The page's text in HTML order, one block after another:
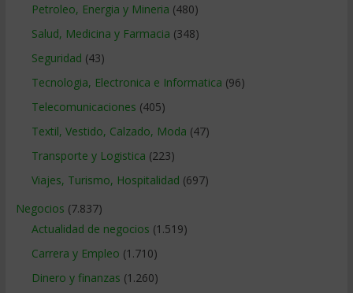
Petroleo, Energia y Mineria (480)
Salud, Medicina y Farmacia (348)
Seguridad (43)
Tecnologia, Electronica e Informatica (96)
Telecomunicaciones (405)
Textil, Vestido, Calzado, Moda (47)
Transporte y Logistica (223)
Viajes, Turismo, Hospitalidad (697)
Negocios (7.837)
Actualidad de negocios (1.519)
Carrera y Empleo (1.710)
Dinero y finanzas (1.260)